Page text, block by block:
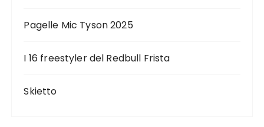
Pagelle Mic Tyson 2025
I 16 freestyler del Redbull Frista
Skietto